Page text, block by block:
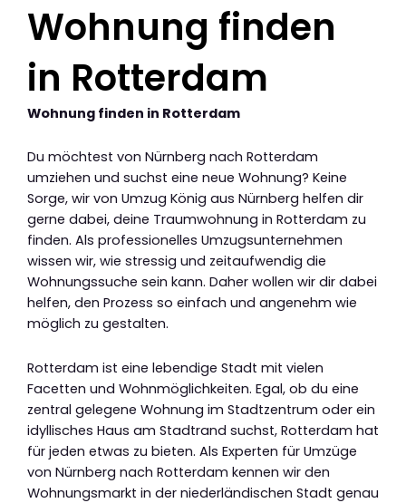
Wohnung finden
in Rotterdam
Wohnung finden in Rotterdam
Du möchtest von Nürnberg nach Rotterdam
umziehen und suchst eine neue Wohnung? Keine
Sorge, wir von Umzug König aus Nürnberg helfen dir
gerne dabei, deine Traumwohnung in Rotterdam zu
finden. Als professionelles Umzugsunternehmen
wissen wir, wie stressig und zeitaufwendig die
Wohnungssuche sein kann. Daher wollen wir dir dabei
helfen, den Prozess so einfach und angenehm wie
möglich zu gestalten.
Rotterdam ist eine lebendige Stadt mit vielen
Facetten und Wohnmöglichkeiten. Egal, ob du eine
zentral gelegene Wohnung im Stadtzentrum oder ein
idyllisches Haus am Stadtrand suchst, Rotterdam hat
für jeden etwas zu bieten. Als Experten für Umzüge
von Nürnberg nach Rotterdam kennen wir den
Wohnungsmarkt in der niederländischen Stadt genau